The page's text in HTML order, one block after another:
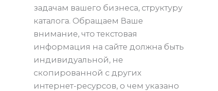
задачам вашего бизнеса, структуру
каталога. Обращаем Ваше
внимание, что текстовая
информация на сайте должна быть
индивидуальной, не
скопированной с других
интернет-ресурсов, о чем указано